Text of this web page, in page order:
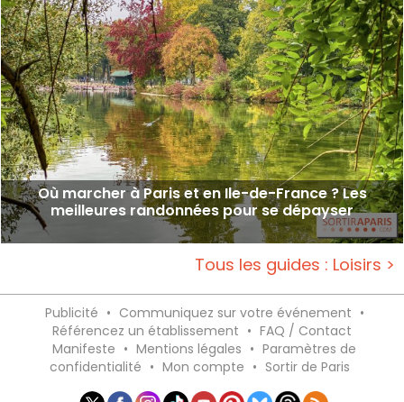
Où marcher à Paris et en Ile-de-France ? Les
meilleures randonnées pour se dépayser
Tous les guides : Loisirs >
Publicité • Communiquez sur votre événement •
Référencez un établissement • FAQ / Contact
Manifeste • Mentions légales • Paramètres de
confidentialité • Mon compte • Sortir de Paris